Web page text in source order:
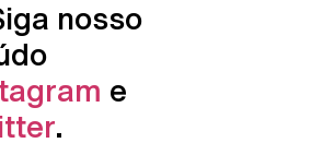
nosso
e
.